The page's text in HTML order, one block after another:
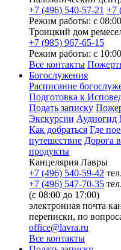
+7 (496) 540-57-21 +7
Режим работы: с
Троицкий дом
+7 (985) 967-65-15
Режим работы: с
Все контакты
Богослужения
Расписание
Подготовка к
Подать записку
Экскурсии Аудиогид
Как добраться Где
путешествие Дорога
продукты
Канцелярия Лавры
+7 (496) 540-59-42 тел.
+7 (496) 547-70-35
(с 08:00 до 17:00)
электронная почта
переписки, по
office@lavra.ru
Все контакты